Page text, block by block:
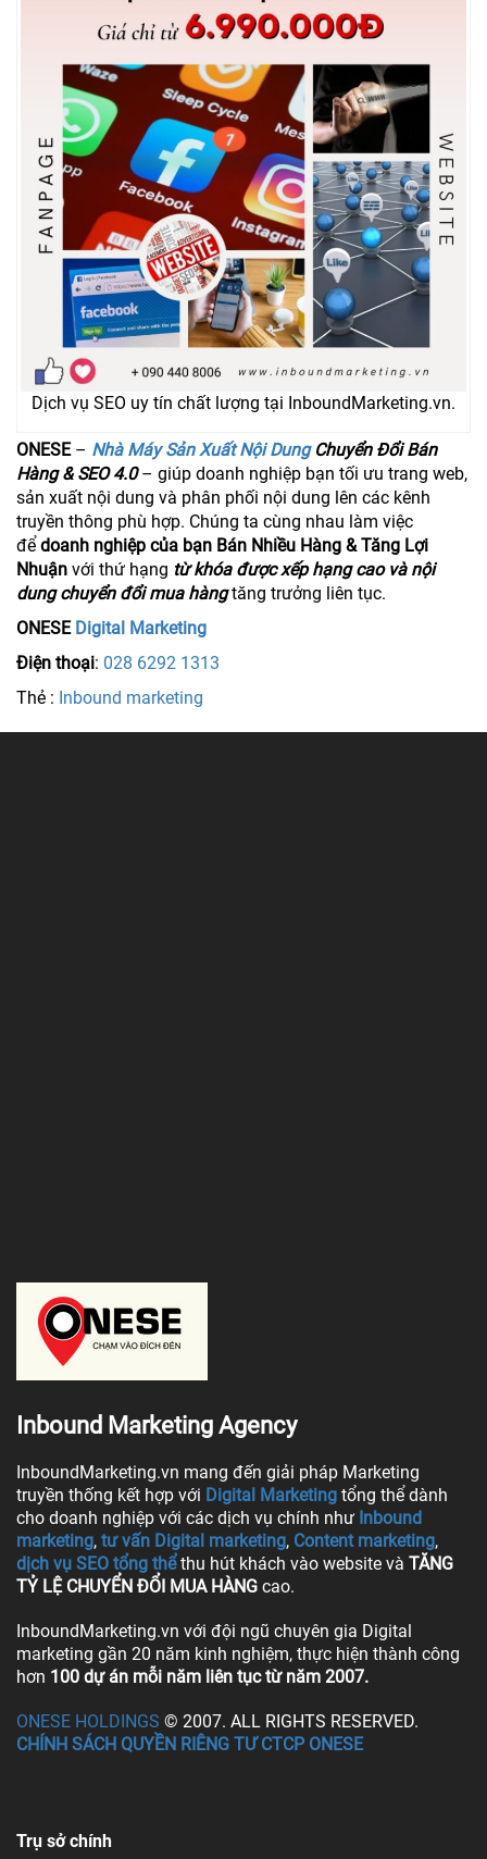
Dịch vụ SEO uy tín chất lượng tại InboundMarketing.vn.
ONESE– Nhà Máy Sản Xuất Nội DungChuyển Đổi Bán
Hàng & SEO 4.0– giúp doanh nghiệp bạn tối ưu trang web,
sản xuất nội dung và phân phối nội dung lên các kênh
truyền thông phù hợp. Chúng ta cùng nhau làm việc
để doanh nghiệp của bạn Bán Nhiều Hàng & Tăng Lợi
Nhuận với thứ hạng từ khóa được xếp hạng cao và nội
dung chuyển đổi mua hàngtăng trưởng liên tục.
ONESE Digital Marketing
Điện thoại: 028 6292 1313
Thẻ : Inbound marketing
Inbound Marketing Agency
InboundMarketing.vn mang đến giải pháp Marketing
truyền thống kết hợp với Digital Marketing tổng thể dành
cho doanh nghiệp với các dịch vụ chính như Inbound
marketing, tư vấn Digital marketing, Content marketing,
dịch vụ SEO tổng thể thu hút khách vào website và TĂNG
TỶ LỆ CHUYỂN ĐỔI MUA HÀNG cao.
InboundMarketing.vn với đội ngũ chuyên gia Digital
marketing gần 20 năm kinh nghiệm, thực hiện thành công
hơn 100 dự án mỗi năm liên tục từ năm 2007.
ONESE HOLDINGS © 2007. ALL RIGHTS RESERVED.
CHÍNH SÁCH QUYỀN RIÊNG TƯ CTCP ONESE
Trụ sở chính